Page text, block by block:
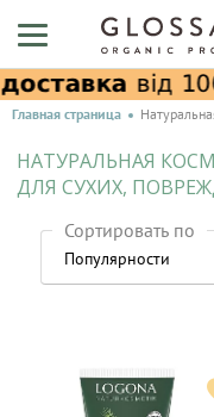
Главная страница
НАТУРАЛЬНАЯ
ДЛЯ СУХИХ,
Сортировать по